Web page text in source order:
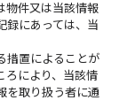
物件又は当該情報
録にあっては、当
措置によることが
ろにより、当該情
を取り扱う者に通